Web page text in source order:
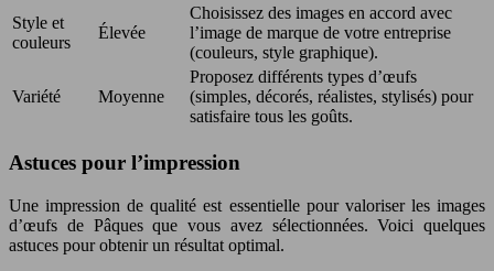
Style et
couleurs
Élevée
Choisissez des images en accord avec
l’image de marque de votre entreprise
(couleurs, style graphique).
Variété Moyenne
Proposez différents types d’œufs
(simples, décorés, réalistes, stylisés) pour
satisfaire tous les goûts.
Astuces pour l’impression
Une impression de qualité est essentielle pour valoriser les images
d’œufs de Pâques que vous avez sélectionnées. Voici quelques
astuces pour obtenir un résultat optimal.